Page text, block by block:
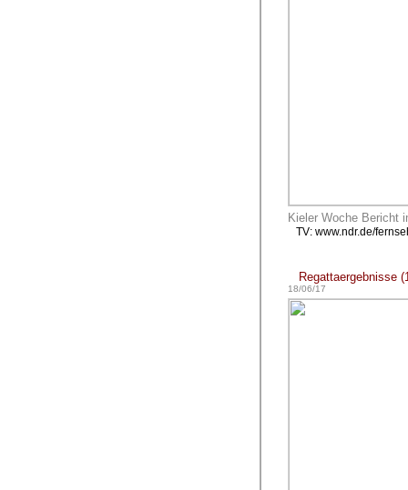
Kieler Woche Bericht
TV: www.ndr.de/
Regattaergebnisse
18/06/17